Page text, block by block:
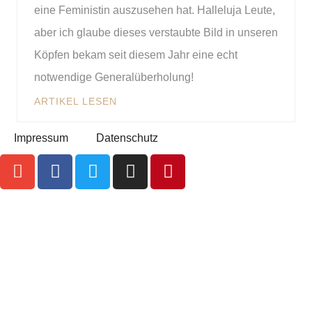
eine Feministin auszusehen hat. Halleluja Leute,
aber ich glaube dieses verstaubte Bild in unseren
Köpfen bekam seit diesem Jahr eine echt
notwendige Generalüberholung!
ARTIKEL LESEN
Impressum Datenschutz